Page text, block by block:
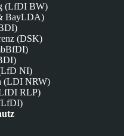
(LfDI BW)
BayLDA)
(DSK)
NI)
(LDI NRW)
RLP)